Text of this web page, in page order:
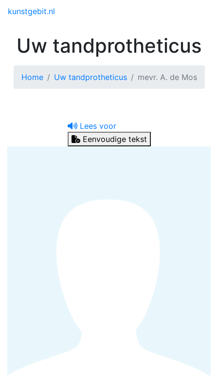
kunstgebit.nl
Uw tandprotheticus
Home Uw tandprotheticus mevr. A. de Mos
Lees voor
Eenvoudige tekst